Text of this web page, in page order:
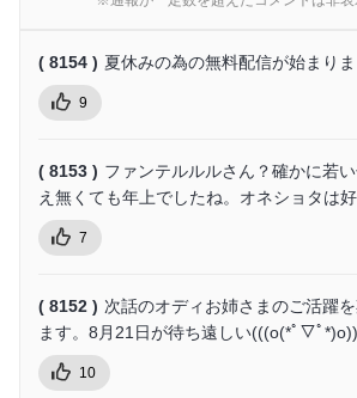
( 8154 ) 夏休みの為の無料配信が始まり
9
( 8153 ) ファンテルルルさん？確かに若
え無くても年上でしたね。オネショタは
7
( 8152 ) 次話のオディお姉さまのご活躍
ます。8月21日が待ち遠しい(((o(*ﾟ▽ﾟ
10